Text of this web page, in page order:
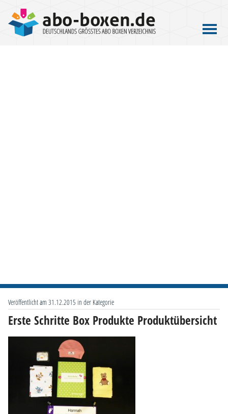
Veröffentlicht am 31.12.2015 in der Kategorie
Erste Schritte Box Produkte Produktübersicht